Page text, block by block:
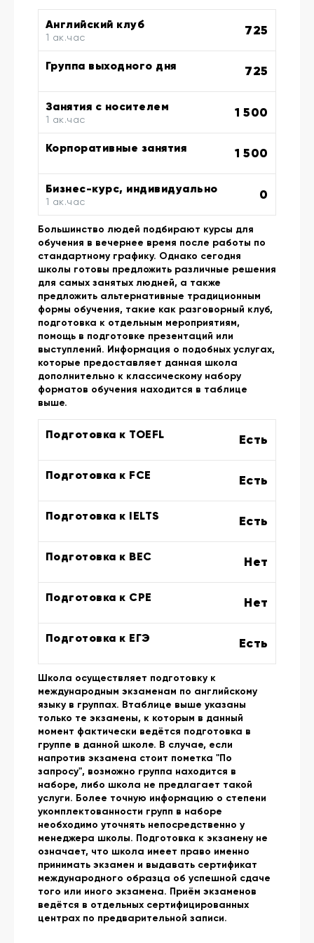
Английский клуб
1 ак.час 725
Группа выходного дня 725
Занятия с носителем
1 ак.час 1 500
Корпоративные занятия 1 500
Бизнес-курс, индивидуально
1 ак.час 0
Большинство людей подбирают курсы для
обучения в вечернее время после работы по
стандартному графику. Однако сегодня
школы готовы предложить различные решения
для самых занятых людней, а также
предложить альтернативные традиционным
формы обучения, такие как разговорный клуб,
подготовка к отдельным мероприятиям,
помощь в подготовке презентаций или
выступлений. Информация о подобных услугах,
которые предоставляет данная школа
дополнительно к классическому набору
форматов обучения находится в таблице
выше.
Подготовка к TOEFL Есть
Подготовка к FCE Есть
Подготовка к IELTS Есть
Подготовка к BEC Нет
Подготовка к CPE Нет
Подготовка к ЕГЭ Есть
Школа осуществляет подготовку к
международным экзаменам по английскому
языку в группах. Втаблице выше указаны
только те экзамены, к которым в данный
момент фактически ведётся подготовка в
группе в данной школе. В случае, если
напротив экзамена стоит пометка "По
запросу", возможно группа находится в
наборе, либо школа не предлагает такой
услуги. Более точную информацию о степени
укомплектованности групп в наборе
необходимо уточнять непосредственно у
менеджера школы. Подготовка к экзамену не
означает, что школа имеет право именно
принимать экзамен и выдавать сертификат
международного образца об успешной сдаче
того или иного экзамена. Приём экзаменов
ведётся в отдельных сертифицированных
центрах по предварительной записи.